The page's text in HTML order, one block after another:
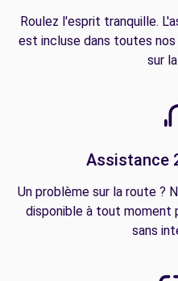
Roulez l'esprit tranquille.
est incluse dans toutes
sur
Assistance
Un problème sur la route ?
disponible à tout moment
sans